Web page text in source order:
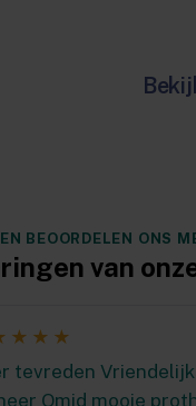
BEOORDELEN ONS
van
tevreden
Omid mooie